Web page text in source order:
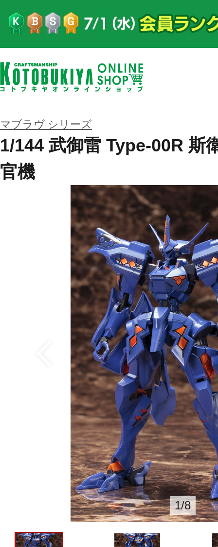
マブラヴ シリーズ
1/144 武御雷 Type-00R 斯
官機
1/8